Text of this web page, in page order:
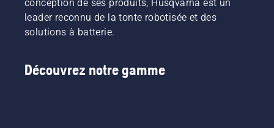
conception de ses produits, Husqvarna est un
leader reconnu de la tonte robotisée et des
solutions à batterie.
Découvrez notre gamme